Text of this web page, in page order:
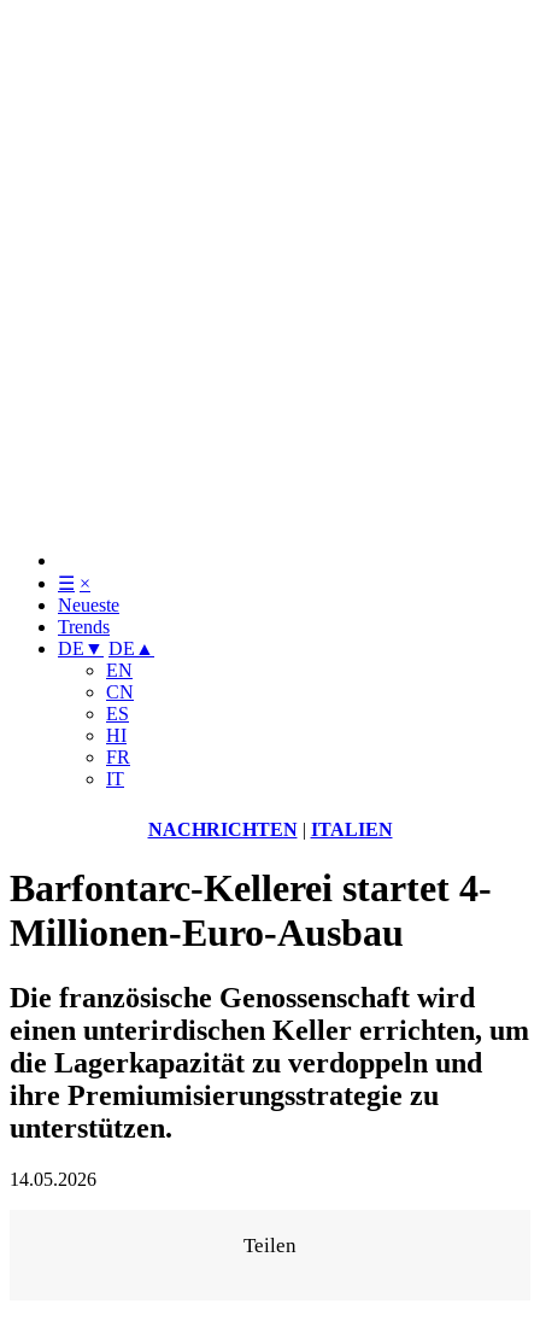
☰ ×
Neueste
Trends
DE ▼ DE ▲
EN
CN
ES
HI
FR
IT
NACHRICHTEN| ITALIEN
Barfontarc-Kellerei startet 4-
Millionen-Euro-Ausbau
Die französische Genossenschaft wird
einen unterirdischen Keller errichten, um
die Lagerkapazität zu verdoppeln und
ihre Premiumisierungsstrategie zu
unterstützen.
14.05.2026
Teilen